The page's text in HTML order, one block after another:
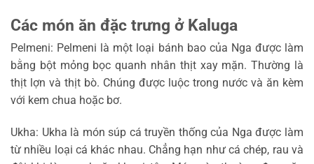
Các món ăn đặc trưng ở Kaluga
Pelmeni: Pelmeni là một loại bánh bao của Nga được làm
bằng bột mỏng bọc quanh nhân thịt xay mặn. Thường là
thịt lợn và thịt bò. Chúng được luộc trong nước và ăn kèm
với kem chua hoặc bơ.
Ukha: Ukha là món súp cá truyền thống của Nga được làm
từ nhiều loại cá khác nhau. Chẳng hạn như cá chép, rau và